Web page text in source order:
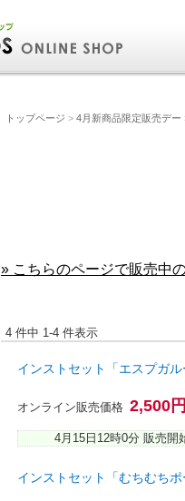
トップページ > 4月新商品限定販売デー
» こちらのページで販売中
4 件中 1-4 件表示
インストセット「エスプガ
オンライン販売価格 2,500
4月15日12時0分 販売開
インストセット「むちむち